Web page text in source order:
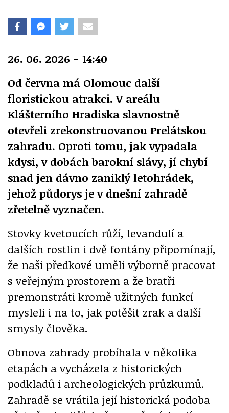
26. 06. 2026 - 14:40
Od června má Olomouc další
floristickou atrakci. V areálu
Klášterního Hradiska slavnostně
otevřeli zrekonstruovanou Prelátskou
zahradu. Oproti tomu, jak vypadala
kdysi, v dobách barokní slávy, jí chybí
snad jen dávno zaniklý letohrádek,
jehož půdorys je v dnešní zahradě
zřetelně vyznačen.
Stovky kvetoucích růží, levandulí a
dalších rostlin i dvě fontány připomínají,
že naši předkové uměli výborně pracovat
s veřejným prostorem a že bratři
premonstráti kromě užitných funkcí
mysleli i na to, jak potěšit zrak a další
smysly člověka.
Obnova zahrady probíhala v několika
etapách a vycházela z historických
podkladů i archeologických průzkumů.
Zahradě se vrátila její historická podoba